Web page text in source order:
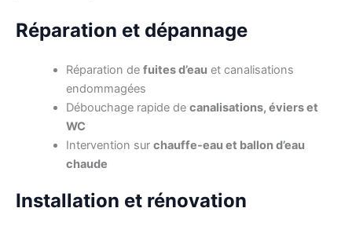
Réparation et dépannage
Réparation de fuites d’eau et canalisations
endommagées
Débouchage rapide de canalisations, éviers et
WC
Intervention sur chauffe-eau et ballon d’eau
chaude
Installation et rénovation